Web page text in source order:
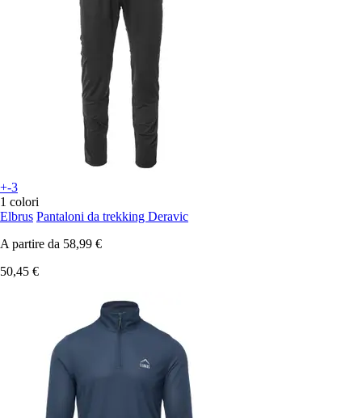
+-3
1 colori
Elbrus Pantaloni da trekking Deravic
A partire da 58,99 €
50,45 €